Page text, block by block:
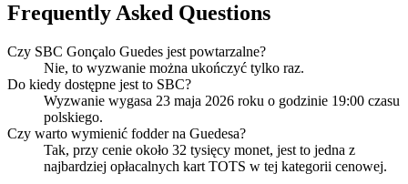
Frequently Asked Questions
Czy SBC Gonçalo Guedes jest powtarzalne?
Nie, to wyzwanie można ukończyć tylko raz.
Do kiedy dostępne jest to SBC?
Wyzwanie wygasa 23 maja 2026 roku o godzinie 19:00 czasu
polskiego.
Czy warto wymienić fodder na Guedesa?
Tak, przy cenie około 32 tysięcy monet, jest to jedna z
najbardziej opłacalnych kart TOTS w tej kategorii cenowej.